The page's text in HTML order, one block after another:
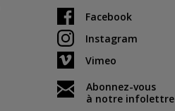
Facebook
Instagram
Vimeo
Abonnez-vous
à notre infolettre